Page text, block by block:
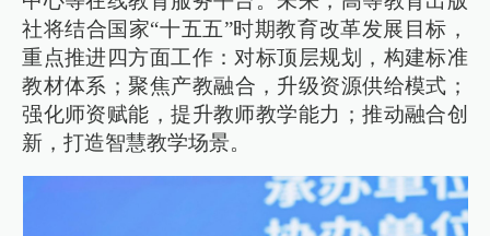
社将结合国家“十五五”时期教育改革发展目标，
重点推进四方面工作：对标顶层规划，构建标准
教材体系；聚焦产教融合，升级资源供给模式；
强化师资赋能，提升教师教学能力；推动融合创
新，打造智慧教学场景。